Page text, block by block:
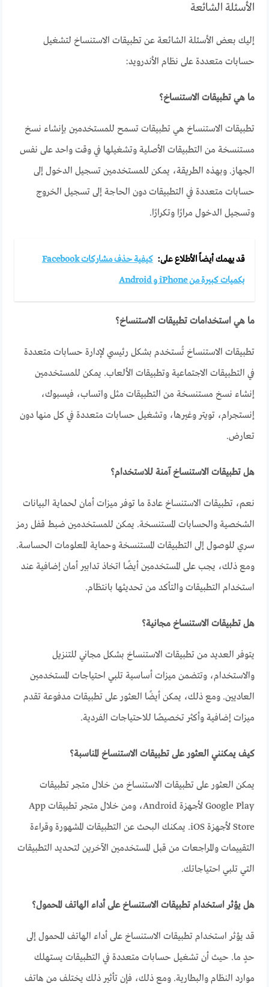
الأسئلة الشائعة
إليك بعض الأسئلة الشائعة عن تطبيقات الاستنساخ لتشغيل
حسابات متعددة على نظام الأندرويد:
ما هي تطبيقات الاستنساخ؟
تطبيقات الاستنساخ هي تطبيقات تسمح للمستخدمين بإنشاء نسخ
مستنسخة من التطبيقات الأصلية وتشغيلها في وقت واحد على نفس
الجهاز. وبهذه الطريقة، يمكن للمستخدمين تسجيل الدخول إلى
حسابات متعددة في التطبيقات دون الحاجة إلى تسجيل الخروج
وتسجيل الدخول مرارًا وتكرارًا.
قد يهمك أيضاً الأطلاع على:
كيفية حذف مشاركات Facebook
بكميات كبيرة من iPhone و Android
ما هي استخدامات تطبيقات الاستنساخ؟
تطبيقات الاستنساخ تُستخدم بشكل رئيسي لإدارة حسابات متعددة
في التطبيقات الاجتماعية وتطبيقات الألعاب. يمكن للمستخدمين
إنشاء نسخ مستنسخة من التطبيقات مثل واتساب، فيسبوك،
إنستجرام، تويتر وغيرها، وتشغيل حسابات متعددة في كل منها دون
تعارض.
هل تطبيقات الاستنساخ آمنة للاستخدام؟
نعم، تطبيقات الاستنساخ عادة ما توفر ميزات أمان لحماية البيانات
الشخصية والحسابات المستنسخة. يمكن للمستخدمين ضبط قفل رمز
سري للوصول إلى التطبيقات المستنسخة وحماية المعلومات الحساسة.
ومع ذلك، يجب على المستخدمين أيضًا اتخاذ تدابير أمان إضافية عند
استخدام التطبيقات والتأكد من تحديثها بانتظام.
هل تطبيقات الاستنساخ مجانية؟
يتوفر العديد من تطبيقات الاستنساخ بشكل مجاني للتنزيل
والاستخدام، وتتضمن ميزات أساسية تلبي احتياجات المستخدمين
العاديين. ومع ذلك، يمكن أيضًا العثور على تطبيقات مدفوعة تقدم
ميزات إضافية وأكثر تخصيصًا للاحتياجات الفردية.
كيف يمكنني العثور على تطبيقات الاستنساخ المناسبة؟
يمكن العثور على تطبيقات الاستنساخ من خلال متجر تطبيقات
Google Play لأجهزة Android، ومن خلال متجر تطبيقات App
Store لأجهزة iOS. يمكنك البحث عن التطبيقات المشهورة وقراءة
التقييمات والمراجعات من قبل المستخدمين الآخرين لتحديد التطبيقات
التي تلبي احتياجاتك.
هل يؤثر استخدام تطبيقات الاستنساخ على أداء الهاتف المحمول؟
قد يؤثر استخدام تطبيقات الاستنساخ على أداء الهاتف المحمول إلى
حدٍ ما. حيث أن تشغيل حسابات متعددة في التطبيقات يستهلك
موارد النظام والبطارية. ومع ذلك، فإن تأثير ذلك يختلف من هاتف